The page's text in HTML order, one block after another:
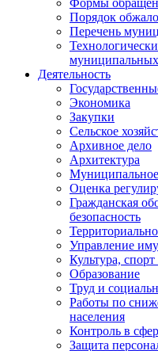
Формы
Порядок
Перечень
Деятельность
Экономика
Закупки
Сельское
Архивное дело
Архитектура
Муниципальное
Оценка
Гражданская
безопасность
Управление
Культура,
Образование
Труд и
Работы по
населения
Контроль в
Защита